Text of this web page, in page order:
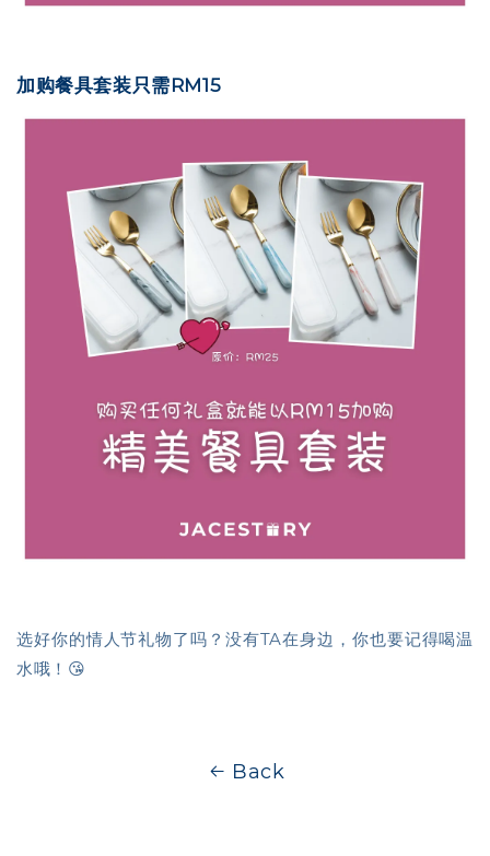
加购餐具套装只需RM15
选好你的情人节礼物了吗？没有TA在身边，你也要记得喝温
水哦！😘
Back